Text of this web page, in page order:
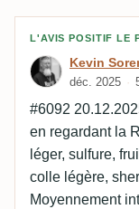
Avis de
L'AVIS POSITIF LE
Kevin
déc. 2025
#6092
en regardant la
léger, sulfure,
colle légère,
Moyennement